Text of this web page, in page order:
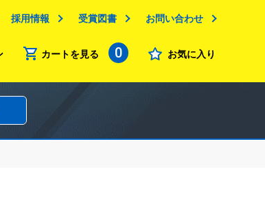
採用情報 受賞図書 お問い合わせ
カートを見る 0 お気に入り